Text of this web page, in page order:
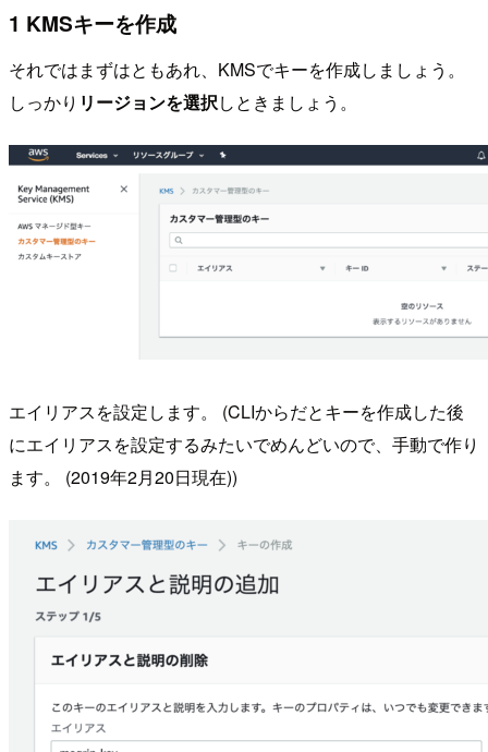
1 KMSキーを作成
それではまずはともあれ、KMSでキーを作成しましょう。
しっかり リージョンを選択しときましょう。
エイリアスを設定します。 (CLIからだとキーを作成した後
にエイリアスを設定するみたいでめんどいので、手動で作り
ます。 (2019年2月20日現在))